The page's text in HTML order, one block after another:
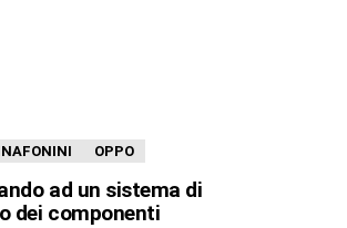
OPPO
ad un sistema di
dei componenti